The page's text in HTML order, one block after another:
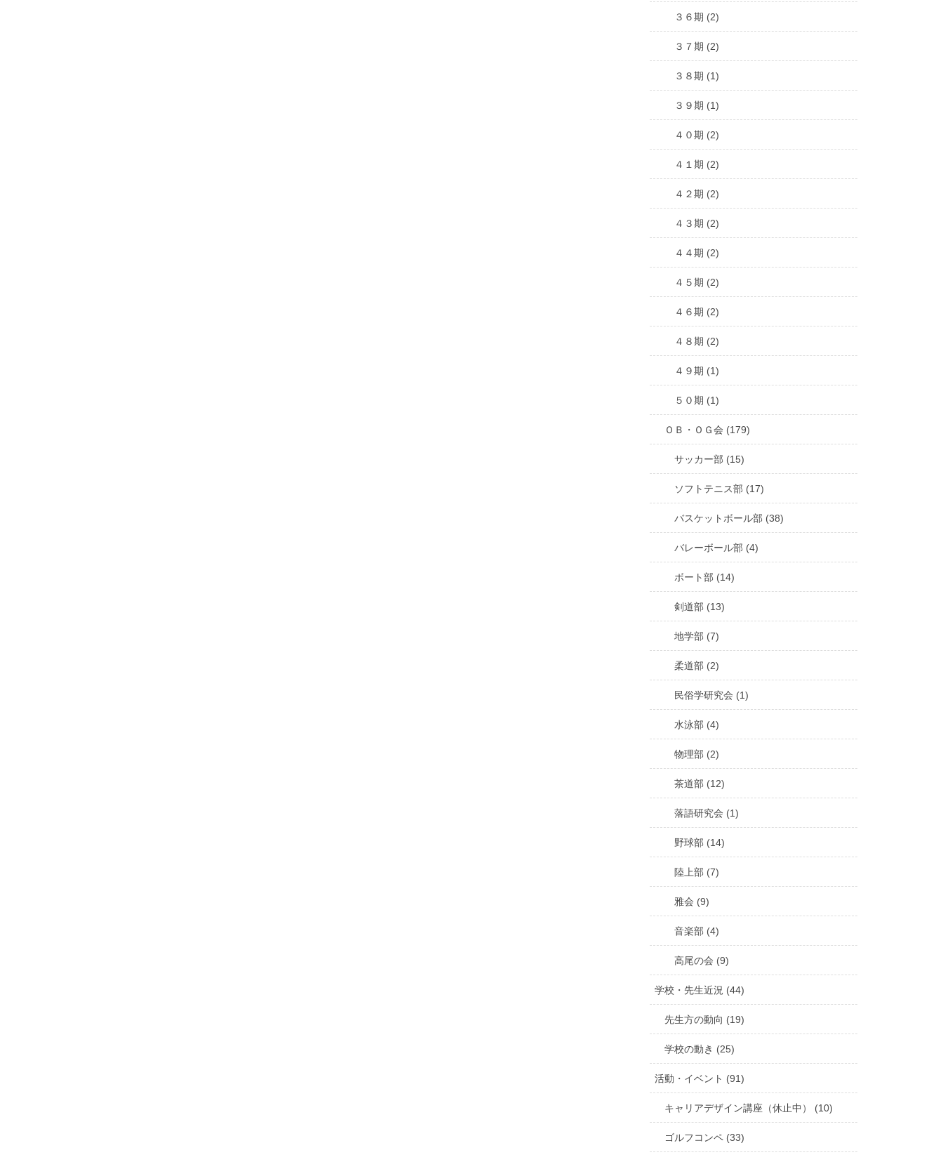
３６期 (2)
３７期 (2)
３８期 (1)
３９期 (1)
４０期 (2)
４１期 (2)
４２期 (2)
４３期 (2)
４４期 (2)
４５期 (2)
４６期 (2)
４８期 (2)
４９期 (1)
５０期 (1)
ＯＢ・ＯＧ会 (179)
サッカー部 (15)
ソフトテニス部 (17)
バスケットボール部 (38)
バレーボール部 (4)
ボート部 (14)
剣道部 (13)
地学部 (7)
柔道部 (2)
民俗学研究会 (1)
水泳部 (4)
物理部 (2)
茶道部 (12)
落語研究会 (1)
野球部 (14)
陸上部 (7)
雅会 (9)
音楽部 (4)
高尾の会 (9)
学校・先生近況 (44)
先生方の動向 (19)
学校の動き (25)
活動・イベント (91)
キャリアデザイン講座（休止中） (10)
ゴルフコンペ (33)